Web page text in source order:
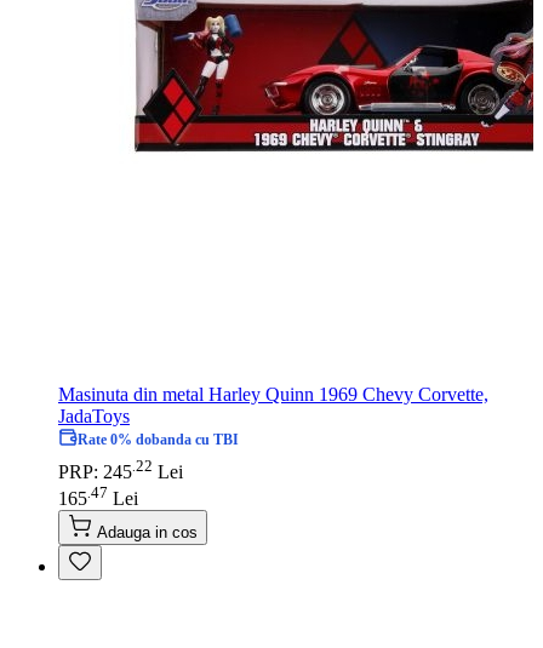
Masinuta din metal Harley Quinn 1969 Chevy Corvette,
JadaToys
Rate 0% dobanda cu TBI
PRP: 245 22 Lei
165 47 Lei
Adauga in cos